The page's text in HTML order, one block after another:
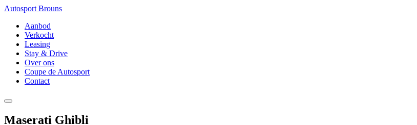
Autosport Brouns
Aanbod
Verkocht
Leasing
Stay & Drive
Over ons
Coupe de Autosport
Contact
Maserati Ghibli